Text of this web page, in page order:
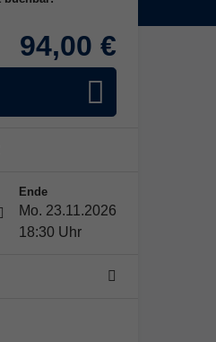
94,00 €
Ende
Mo. 23.11.2026
18:30 Uhr